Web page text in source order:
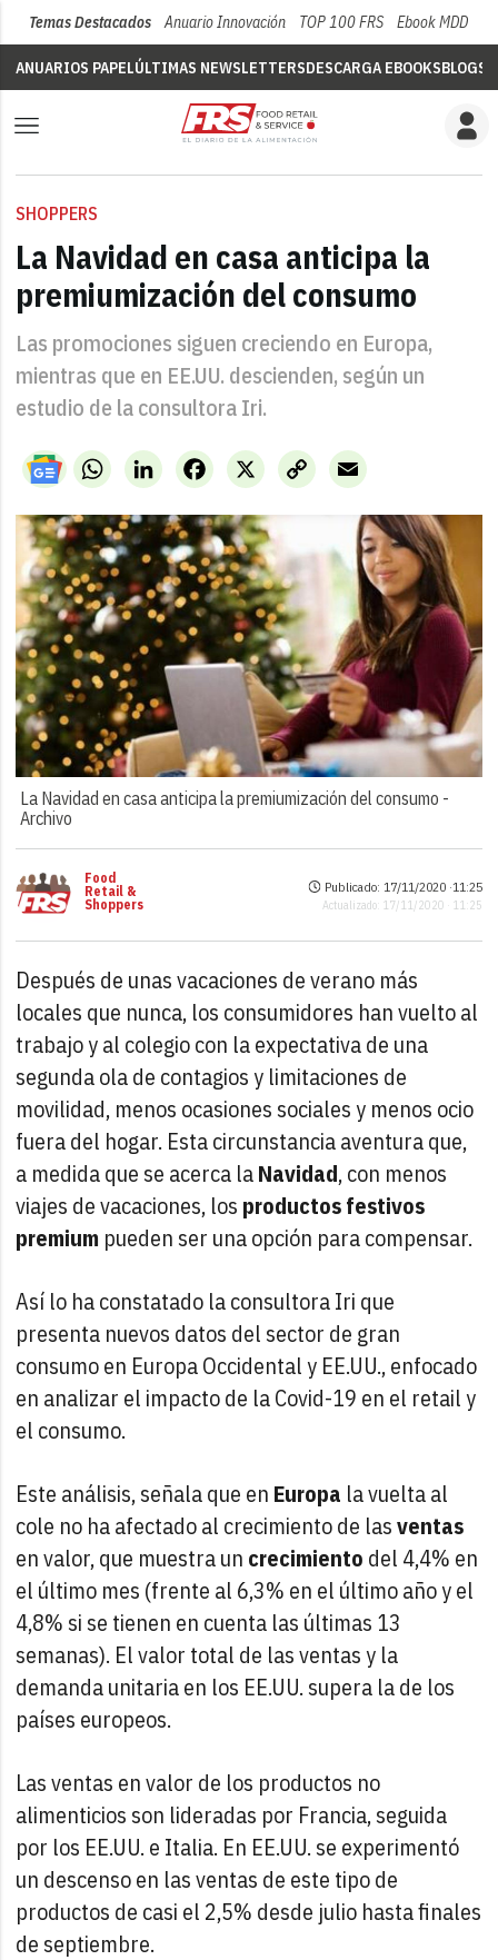
Temas Destacados Anuario Innovación TOP 100 FRS Ebook MDD
ANUARIOS PAPELÚLTIMAS NEWSLETTERSDESCARGA EBOOKSBLOGS
SHOPPERS
La Navidad en casa anticipa la
premiumización del consumo
Las promociones siguen creciendo en Europa,
mientras que en EE.UU. descienden, según un
estudio de la consultora Iri.
WhatsAppLinkedIn X
Facebook
Copy
Link
Email
La Navidad en casa anticipa la premiumización del consumo -
Archivo
Food
Retail &
Shoppers
Publicado: 17/11/2020 ·11:25
Actualizado: 17/11/2020 · 11:25
Después de unas vacaciones de verano más
locales que nunca, los consumidores han vuelto al
trabajo y al colegio con la expectativa de una
segunda ola de contagios y limitaciones de
movilidad, menos ocasiones sociales y menos ocio
fuera del hogar. Esta circunstancia aventura que,
a medida que se acerca laNavidad, con menos
viajes de vacaciones, los productos festivos
premium pueden ser una opción para compensar.
Así lo ha constatado la consultora Iri que
presenta nuevos datos del sector de gran
consumo en Europa Occidental y EE.UU., enfocado
en analizar el impacto de la Covid-19 en el retail y
el consumo.
Este análisis, señala que en Europa la vuelta al
cole no ha afectado al crecimiento de lasventas
en valor, que muestra un crecimiento del 4,4% en
el último mes (frente al 6,3% en el último año y el
4,8% si se tienen en cuenta las últimas 13
semanas). El valor total de las ventas y la
demanda unitaria en los EE.UU. supera la de los
países europeos.
Las ventas en valor de los productos no
alimenticios son lideradas por Francia, seguida
por los EE.UU. e Italia. En EE.UU. se experimentó
un descenso en las ventas de este tipo de
productos de casi el 2,5% desde julio hasta finales
de septiembre.